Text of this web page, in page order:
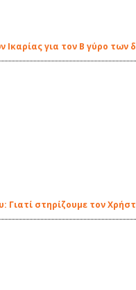
για τον Β γύρο των
Γιατί στηρίζουμε τον